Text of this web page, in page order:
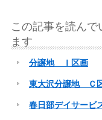
この記事を読ん
ます
分譲地 Ｉ区画
東大沢分譲地 Ｃ
春日部デイサービ